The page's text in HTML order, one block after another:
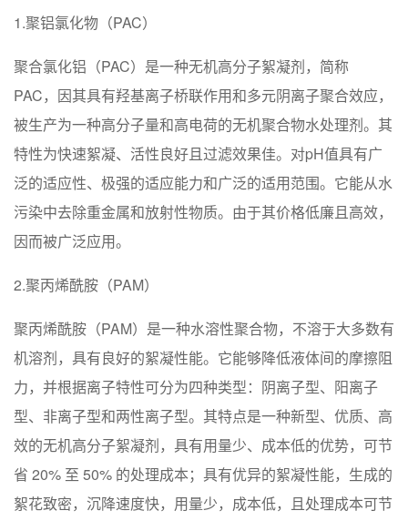
1.聚铝氯化物（PAC）
聚合氯化铝（PAC）是一种无机高分子絮凝剂，简称
PAC，因其具有羟基离子桥联作用和多元阴离子聚合效应，
被生产为一种高分子量和高电荷的无机聚合物水处理剂。其
特性为快速絮凝、活性良好且过滤效果佳。对pH值具有广
泛的适应性、极强的适应能力和广泛的适用范围。它能从水
污染中去除重金属和放射性物质。由于其价格低廉且高效，
因而被广泛应用。
2.聚丙烯酰胺（PAM）
聚丙烯酰胺（PAM）是一种水溶性聚合物，不溶于大多数有
机溶剂，具有良好的絮凝性能。它能够降低液体间的摩擦阻
力，并根据离子特性可分为四种类型：阴离子型、阳离子
型、非离子型和两性离子型。其特点是一种新型、优质、高
效的无机高分子絮凝剂，具有用量少、成本低的优势，可节
省 20% 至 50% 的处理成本；具有优异的絮凝性能，生成的
絮花致密，沉降速度快，用量少，成本低，且处理成本可节